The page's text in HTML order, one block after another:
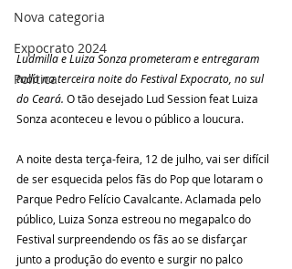
Nova categoria
Expocrato 2024
Política
Ludmilla e Luiza Sonza prometeram e entregaram
tudo na terceira noite do Festival Expocrato, no sul
do Ceará. O tão desejado Lud Session feat Luiza
Sonza aconteceu e levou o público a loucura.
A noite desta terça-feira, 12 de julho, vai ser difícil
de ser esquecida pelos fãs do Pop que lotaram o
Parque Pedro Felício Cavalcante. Aclamada pelo
público, Luiza Sonza estreou no megapalco do
Festival surpreendendo os fãs ao se disfarçar
junto a produção do evento e surgir no palco